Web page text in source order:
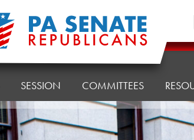
SESSION COMMITTEES